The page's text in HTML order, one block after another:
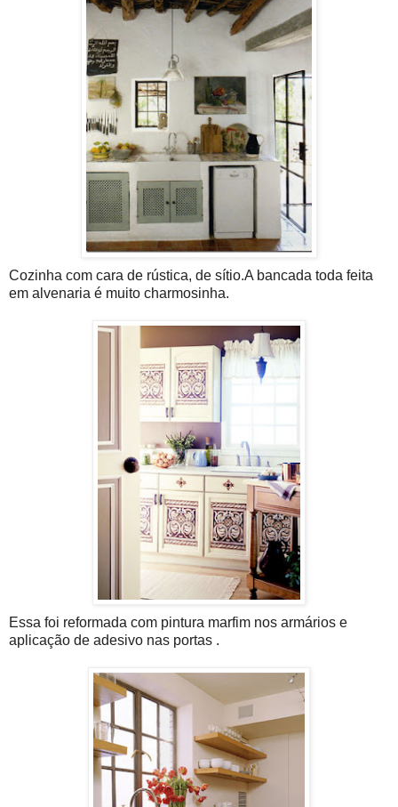
Cozinha com cara de rústica, de sítio.A bancada toda feita
em alvenaria é muito charmosinha.
Essa foi reformada com pintura marfim nos armários e
aplicação de adesivo nas portas .